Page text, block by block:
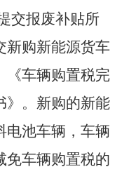
交报废补贴所
新购新能源货车
《车辆购置税完
》。新购的新能
电池车辆，车辆
免车辆购置税的